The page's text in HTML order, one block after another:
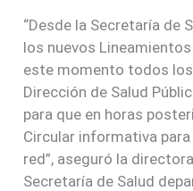
“Desde la Secretaría de
los nuevos
este momento todos
Dirección de Salud
para que en horas
Circular informativa
red”, aseguró la
Secretaría de Salud